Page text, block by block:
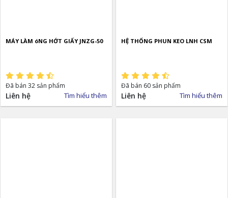
MÁY LÀM óNG HỚT GIẤY JNZG-50
Đã bán 32 sản phẩm
Liên hệ Tìm hiểu thêm
HỆ THỐNG PHUN KEO LNH CSM
Đã bán 60 sản phẩm
Liên hệ Tìm hiểu thêm